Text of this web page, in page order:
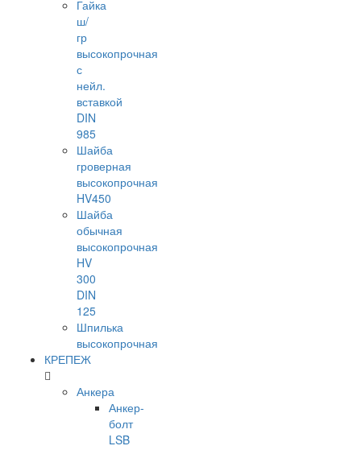
Гайка
ш/
гр
высокопрочная
с
нейл.
вставкой
DIN
985
Шайба
гроверная
высокопрочная
HV450
Шайба
обычная
высокопрочная
HV
300
DIN
125
Шпилька
высокопрочная
КРЕПЕЖ
Анкера
Анкер-
болт
LSB